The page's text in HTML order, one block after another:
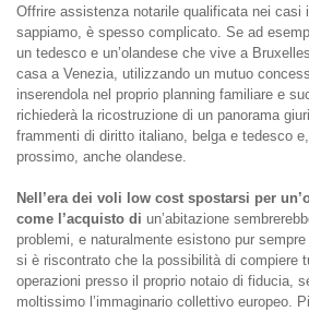
Offrire assistenza notarile qualificata nei casi
sappiamo, è spesso complicato. Se ad
un tedesco e un’olandese che vive a
casa a Venezia, utilizzando un mutuo
inserendola nel proprio planning familiare e
richiederà la ricostruzione di un panorama
frammenti di diritto italiano, belga e tedesco
prossimo, anche olandese.
Nell’era dei voli low cost spostarsi per
come l’acquisto di un’abitazione
problemi, e naturalmente esistono pur
si è riscontrato che la possibilità di compiere
operazioni presso il proprio notaio di fiducia,
moltissimo l’immaginario collettivo europeo.